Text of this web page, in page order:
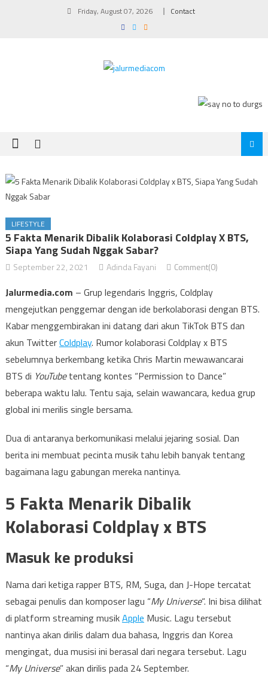
Friday, August 07, 2026 Contact
LIFESTYLE
5 Fakta Menarik Dibalik Kolaborasi Coldplay X BTS,
Siapa Yang Sudah Nggak Sabar?
September 22, 2021 Adinda Fayani Comment(0)
Jalurmedia.com – Grup legendaris Inggris, Coldplay
mengejutkan penggemar dengan ide berkolaborasi dengan BTS.
Kabar menggembirakan ini datang dari akun TikTok BTS dan
akun TwitterColdplay. Rumor kolaborasi Coldplay x BTS
sebelumnya berkembang ketika Chris Martin mewawancarai
BTS di YouTubetentang kontes “Permission to Dance”
beberapa waktu lalu. Tentu saja, selain wawancara, kedua grup
global ini merilis single bersama.
Dua di antaranya berkomunikasi melalui jejaring sosial. Dan
berita ini membuat pecinta musik tahu lebih banyak tentang
bagaimana lagu gabungan mereka nantinya.
5 Fakta Menarik Dibalik
Kolaborasi Coldplay x BTS
Masuk ke produksi
Nama dari ketiga rapper BTS, RM, Suga, dan J-Hope tercatat
sebagai penulis dan komposer lagu “My Universe“. Ini bisa dilihat
di platform streaming musikApple Music. Lagu tersebut
nantinya akan dirilis dalam dua bahasa, Inggris dan Korea
mengingat, dua musisi ini berasal dari negara tersebut. Lagu
“My Universe” akan dirilis pada 24 September.